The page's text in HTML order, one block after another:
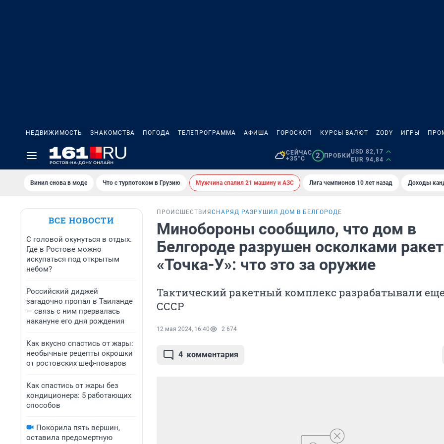
НЕДВИЖИМОСТЬ ЗНАКОМСТВА ПОГОДА ТЕЛЕПРОГРАММА АФИША ГОРОСКОП КУРСЫ ВАЛЮТ ZODY ИГРЫ
СЕЙЧАС
+35°C
2 ПРОБКИ
USD 82,17
EUR 94,84
Винил снова в моде Что с турпотоком в Грузию Мужчина спалил 21 машину и АЗС Лига чемпионов 10 лет назад Доходы
ВСЕ НОВОСТИ
С головой окунуться в отдых.
Где в Ростове можно
искупаться под открытым
небом?
Российский диджей
загадочно пропал в Таиланде
— связь с ним прервалась
накануне его дня рождения
Как вкусно спастись от жары:
необычные рецепты окрошки
от ростовских шеф-поваров
Как спастись от жары без
кондиционера: 5 работающих
способов
Покорила пять вершин,
оставила предсмертную
ПРОИСШЕСТВИЯ СНАРЯД РАЗРУШИЛ ДОМ В БЕЛГОРОДЕ
Минобороны сообщило, что дом в
Белгороде разрушен осколками
«Точка-У»: что это за оружие
Тактический ракетный комплекс разрабатывали
СССР
12 мая 2024, 16:40 2 674
4 комментария